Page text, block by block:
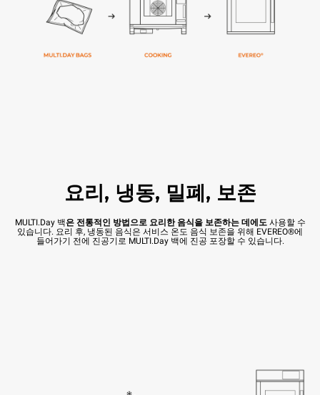
요리, 냉동, 밀폐, 보존
MULTI.Day 백은 전통적인 방법으로 요리한 음식을 보존하는 데에도사용할 수
있습니다. 요리 후, 냉동된 음식은 서비스 온도 음식 보존을 위해 EVEREO®에
들어가기 전에 진공기로 MULTI.Day 백에 진공 포장할 수 있습니다.